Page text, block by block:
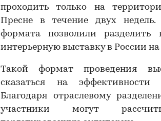
проходить только на
Пресне в течение двух
формата позволили
интерьерную выставку в России
Такой формат проведения
сказаться на
Благодаря отраслевому
участники могут